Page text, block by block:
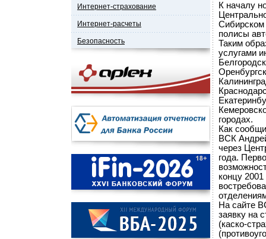
Интернет-страхование
Интернет-расчеты
Безопасность
К началу
Сибирском
полисы
Таким
услугами
городах.
Как
ВСК
через
года.
концу
На сайте
заявку на
(каско-